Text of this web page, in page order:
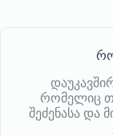
რომელიც
შეძენასა და